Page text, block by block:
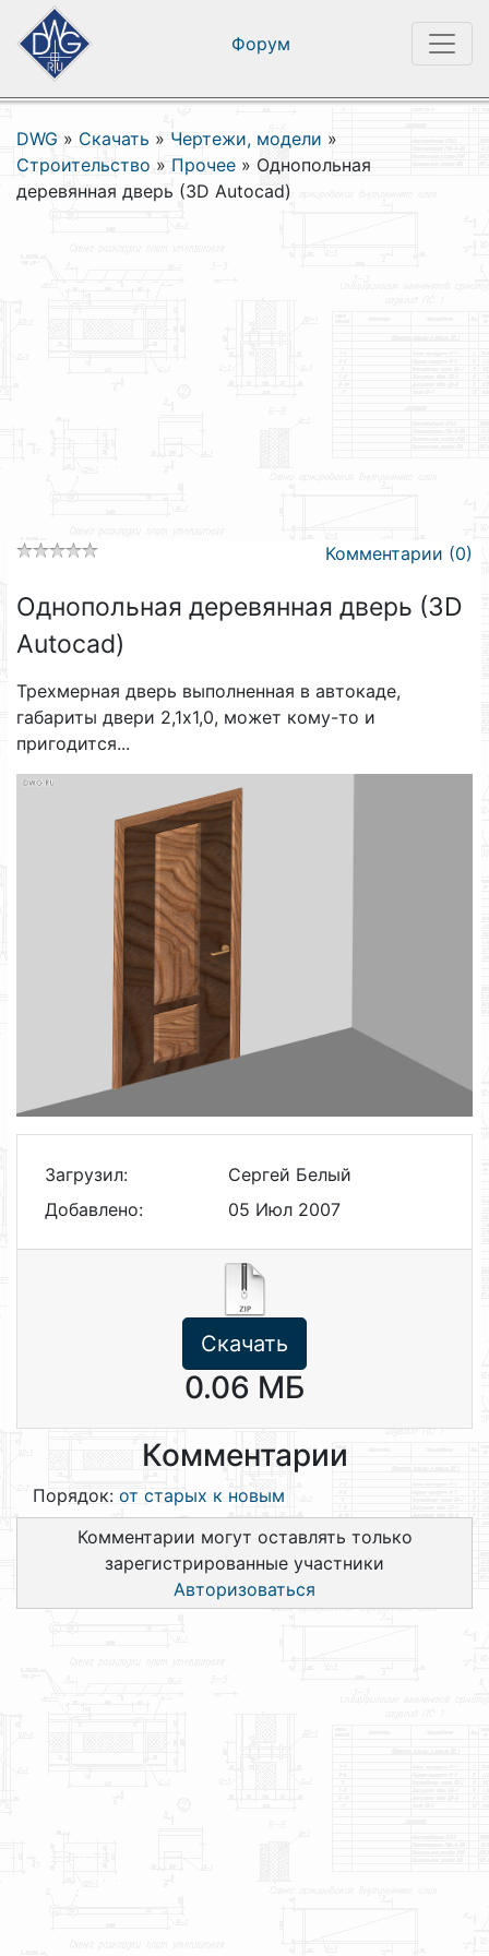
Форум
DWG » Скачать » Чертежи, модели »
Строительство » Прочее » Однопольная
деревянная дверь (3D Autocad)
Комментарии (0)
Однопольная деревянная дверь (3D
Autocad)
Трехмерная дверь выполненная в автокаде,
габариты двери 2,1х1,0, может кому-то и
пригодится...
Загрузил:
Сергей Белый
Добавлено:
05 Июл 2007
Скачать
0.06 МБ
Комментарии
Порядок: от старых к новым
Комментарии могут оставлять только
зарегистрированные участники
Авторизоваться